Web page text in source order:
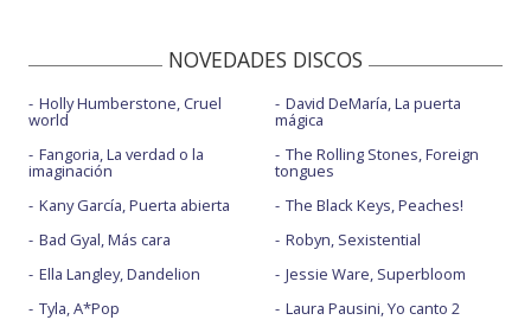
NOVEDADES DISCOS
Holly Humberstone, Cruel
world
Fangoria, La verdad o la
imaginación
Kany García, Puerta abierta
Bad Gyal, Más cara
Ella Langley, Dandelion
Tyla, A*Pop
David DeMaría, La puerta
mágica
The Rolling Stones, Foreign
tongues
The Black Keys, Peaches!
Robyn, Sexistential
Jessie Ware, Superbloom
Laura Pausini, Yo canto 2